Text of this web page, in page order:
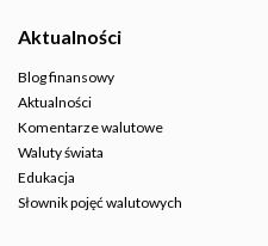
Aktualności
Blog finansowy
Aktualności
Komentarze walutowe
Waluty świata
Edukacja
Słownik pojęć walutowych